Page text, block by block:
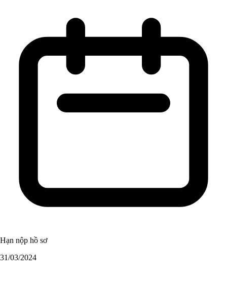
Hạn nộp hồ sơ
31/03/2024